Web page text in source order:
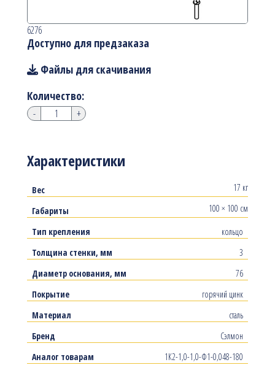
Характеристики
Вес
17 кг
Габариты
100 × 100 см
Тип крепления
кольцо
Толщина стенки, мм
3
Диаметр основания, мм
76
Покрытие
горячий цинк
Материал
сталь
Бренд
Сэлмон
Аналог товарам
1К2-1,0-1,0-Ф1-0,048-180
6276
Доступно для предзаказа
Файлы для скачивания
Количество:
- +